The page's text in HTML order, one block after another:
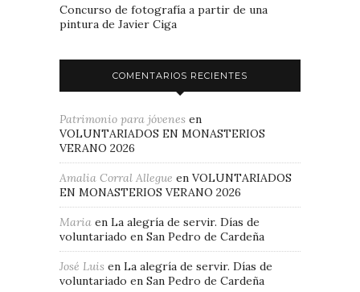
Concurso de fotografía a partir de una
pintura de Javier Ciga
COMENTARIOS RECIENTES
Patrimonio para jóvenes en
VOLUNTARIADOS EN MONASTERIOS
VERANO 2026
Amalia Corral Allegue en VOLUNTARIADOS
EN MONASTERIOS VERANO 2026
Maria en La alegría de servir. Días de
voluntariado en San Pedro de Cardeña
José Luis en La alegría de servir. Días de
voluntariado en San Pedro de Cardeña